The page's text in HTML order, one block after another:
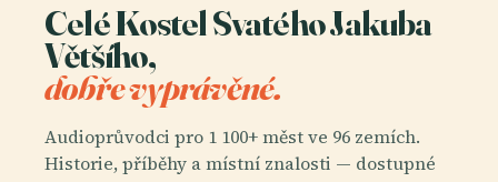
Celé Kostel Svatého Jakuba
Většího,
dobře vyprávěné.
Audioprůvodci pro 1 100+ měst ve 96 zemích.
Historie, příběhy a místní znalosti — dostupné